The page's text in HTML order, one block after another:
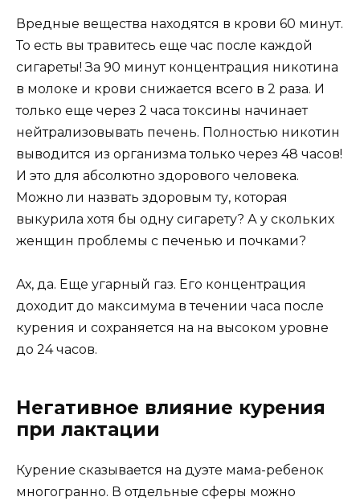
Вредные вещества находятся в крови 60 минут.
То есть вы травитесь еще час после каждой
сигареты! За 90 минут концентрация никотина
в молоке и крови снижается всего в 2 раза. И
только еще через 2 часа токсины начинает
нейтрализовывать печень. Полностью никотин
выводится из организма только через 48 часов!
И это для абсолютно здорового человека.
Можно ли назвать здоровым ту, которая
выкурила хотя бы одну сигарету? А у скольких
женщин проблемы с печенью и почками?
Ах, да. Еще угарный газ. Его концентрация
доходит до максимума в течении часа после
курения и сохраняется на на высоком уровне
до 24 часов.
Негативное влияние курения
при лактации
Курение сказывается на дуэте мама-ребенок
многогранно. В отдельные сферы можно